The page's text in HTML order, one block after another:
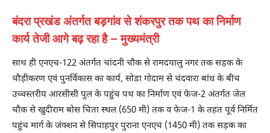
बंदरा प्रखंड अंतर्गत बड़गांव से शंकरपुर तक पथ का निर्माण
कार्य तेजी आगे बढ़ रहा है – मुख्यमंत्री
साथ ही एनएच-122 अंतर्गत चांदनी चौक से रामदयालु नगर तक सड़क के
चौड़ीकरण एवं पुनर्विकास का कार्य, सोडा गोदाम से चंदवारा बांध के बीच
उच्चस्तरीय आरसीसी पुल के पहुंच पथ का निर्माण एवं फेज-2 अंतर्गत जेल
चौक से खुदीराम बोस चिता स्थल (650 मी) तक व फेज-1 के तहत पूर्व निर्मित
पहुंच मार्ग के जंक्शन से सिपाहपुर पुराना एनएच (1450 मी) तक सड़क का